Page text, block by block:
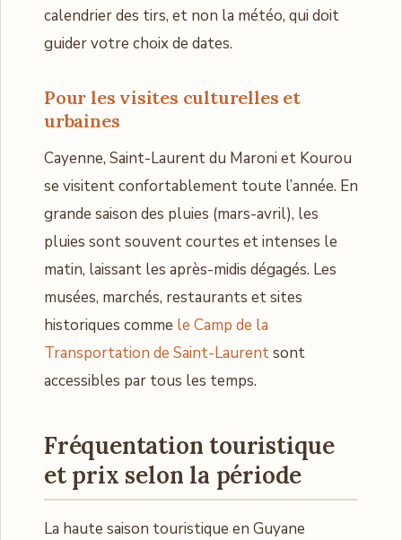
calendrier des tirs, et non la météo, qui doit
guider votre choix de dates.
Pour les visites culturelles et
urbaines
Cayenne, Saint-Laurent du Maroni et Kourou
se visitent confortablement toute l’année. En
grande saison des pluies (mars-avril), les
pluies sont souvent courtes et intenses le
matin, laissant les après-midis dégagés. Les
musées, marchés, restaurants et sites
historiques comme le Camp de la
Transportation de Saint-Laurentsont
accessibles par tous les temps.
Fréquentation touristique
et prix selon la période
La haute saison touristique en Guyane